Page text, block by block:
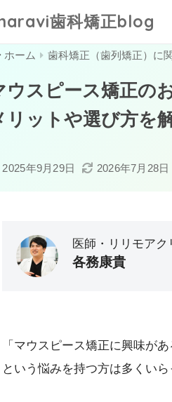
歯科矯正blog
ホーム 歯科矯正（歯列矯正）に
ウスピース矯正の
リットや選び方を
2025年9月29日 2026年7月28日
医師・リリモア
各務康貴
いう視点から、「美容」というモ
ディアで情報発信もしている。
「マウスピース矯正に興味が
という悩みを持つ方は多くいら